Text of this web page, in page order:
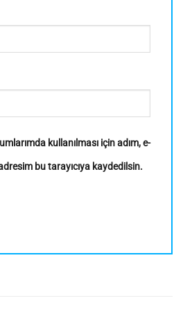
kullanılması için adım, e-
bu tarayıcıya kaydedilsin.